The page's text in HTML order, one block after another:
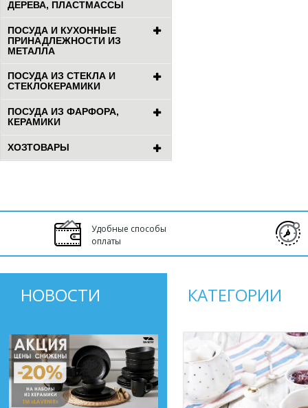
ДЕРЕВА, ПЛАСТМАССЫ
ПОСУДА И КУХОННЫЕ
ПРИНАДЛЕЖНОСТИ ИЗ
МЕТАЛЛА
ПОСУДА ИЗ СТЕКЛА И
СТЕКЛОКЕРАМИКИ
ПОСУДА ИЗ ФАРФОРА,
КЕРАМИКИ
ХОЗТОВАРЫ
Удобные способы
оплаты
НОВОСТИ КАТЕГОРИИ